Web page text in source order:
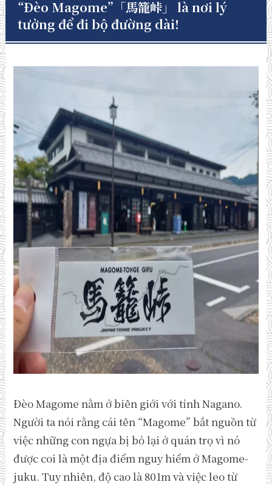
“Đèo Magome” 「馬籠峠」 là nơi lý
tưởng để đi bộ đường dài!
Đèo Magome nằm ở biên giới với tỉnh Nagano.
Người ta nói rằng cái tên “Magome” bắt nguồn từ
việc những con ngựa bị bỏ lại ở quán trọ vì nó
được coi là một địa điểm nguy hiểm ở Magome-
juku. Tuy nhiên, độ cao là 801m và việc leo từ